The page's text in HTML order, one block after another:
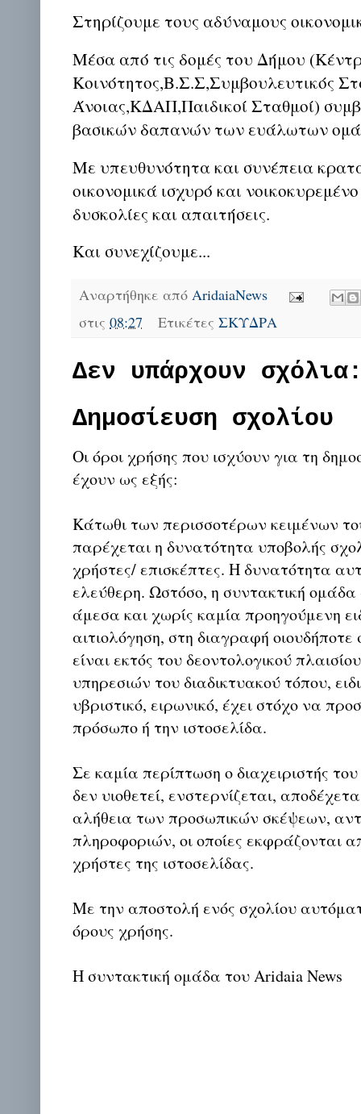
Στηρίζουμε τους αδύναμους
Μέσα από τις δομές του Δήμου
Κοινότητος,Β.Σ.Σ,Συμβουλευτικός
Άνοιας,ΚΔΑΠ,Παιδικοί Σταθμοί)
βασικών δαπανών των ευάλωτων
Με υπευθυνότητα και συνέπεια
οικονομικά ισχυρό και
δυσκολίες και απαιτήσεις.
Και συνεχίζουμε...
Αναρτήθηκε από AridaiaNews
στις 08:27 ΕτικέτεςΣΚΥΔΡΑ
Δεν υπάρχουν
Δημοσίευση σχολίου
Οι όροι χρήσης που ισχύουν για τη
έχουν ως εξής:
Κάτωθι των περισσοτέρων κειμένων
παρέχεται η δυνατότητα υποβολής
χρήστες/ επισκέπτες. Η δυνατότητα
ελεύθερη. Ωστόσο, η συντακτική
άμεσα και χωρίς καμία προηγούμενη
αιτιολόγηση, στη διαγραφή οιουδήποτε
είναι εκτός του δεοντολογικού
υπηρεσιών του διαδικτυακού τόπου,
υβριστικό, ειρωνικό, έχει στόχο να
πρόσωπο ή την ιστοσελίδα.
Σε καμία περίπτωση ο διαχειριστής
δεν υιοθετεί, ενστερνίζεται,
αλήθεια των προσωπικών σκέψεων,
πληροφοριών, οι οποίες εκφράζονται
χρήστες της ιστοσελίδας.
Με την αποστολή ενός σχολίου
όρους χρήσης.
Η συντακτική ομάδα του Aridaia News